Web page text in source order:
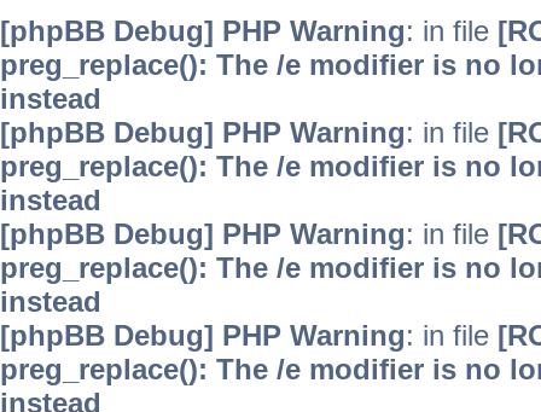
[phpBB Debug] PHP Warning: in file
preg_replace(): The /e modifier is no
instead
[phpBB Debug] PHP Warning: in file
preg_replace(): The /e modifier is no
instead
[phpBB Debug] PHP Warning: in file
preg_replace(): The /e modifier is no
instead
[phpBB Debug] PHP Warning: in file
preg_replace(): The /e modifier is no
instead